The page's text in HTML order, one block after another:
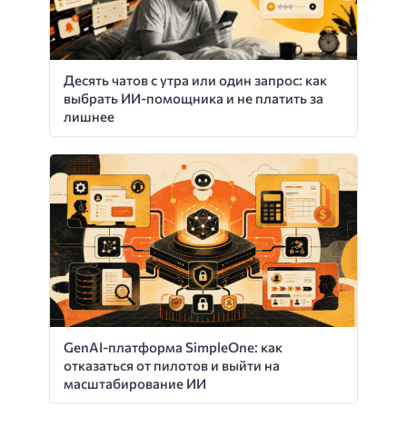
Десять чатов с утра или один запрос: как
выбрать ИИ-помощника и не платить за
лишнее
GenAI-платформа SimpleOne: как
отказаться от пилотов и выйти на
масштабирование ИИ